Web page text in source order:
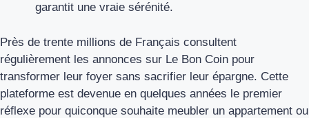
garantit une vraie sérénité.
Près de trente millions de Français consultent
régulièrement les annonces sur Le Bon Coin pour
transformer leur foyer sans sacrifier leur épargne. Cette
plateforme est devenue en quelques années le premier
réflexe pour quiconque souhaite meubler un appartement ou